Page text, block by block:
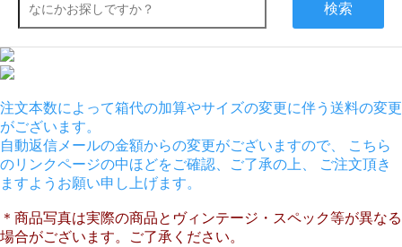
検索
注文本数によって箱代の加算やサイズの変更に伴う送料の変更
がございます。
自動返信メールの金額からの変更がございますので、 こちら
のリンクページの中ほどをご確認、ご了承の上、 ご注文頂き
ますようお願い申し上げます。
＊商品写真は実際の商品とヴィンテージ・スペック等が異なる
場合がございます。ご了承ください。